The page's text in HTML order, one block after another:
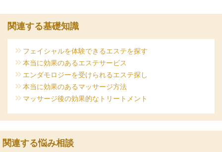
関連する基礎知識
フェイシャルを体験できるエステを探す
本当に効果のあるエステサービス
エンダモロジーを受けられるエステ探し
本当に効果のあるマッサージ方法
マッサージ後の効果的なトリートメント
関連する悩み相談